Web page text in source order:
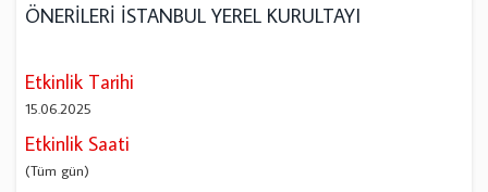
ÖNERİLERİ İSTANBUL YEREL KURULTAYI
Etkinlik Tarihi
15.06.2025
Etkinlik Saati
(Tüm gün)